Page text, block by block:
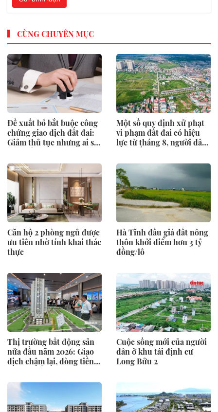
CÙNG CHUYÊN MỤC
Đề xuất bỏ bắt buộc công
chứng giao dịch đất đai:
Giảm thủ tục nhưng ai sẽ
Một số quy định xử phạt
vi phạm đất đai có hiệu
lực từ tháng 8, người dân
Căn hộ 2 phòng ngủ được
ưu tiên nhờ tính khai thác
thực
Hà Tĩnh đấu giá đất nông
thôn khởi điểm hơn 3 tỷ
đồng/lô
Thị trường bất động sản
nửa đầu năm 2026: Giao
dịch chậm lại, dòng tiền
trị thực
Cuộc sống mới của người
dân ở khu tái định cư
Long Bửu 2